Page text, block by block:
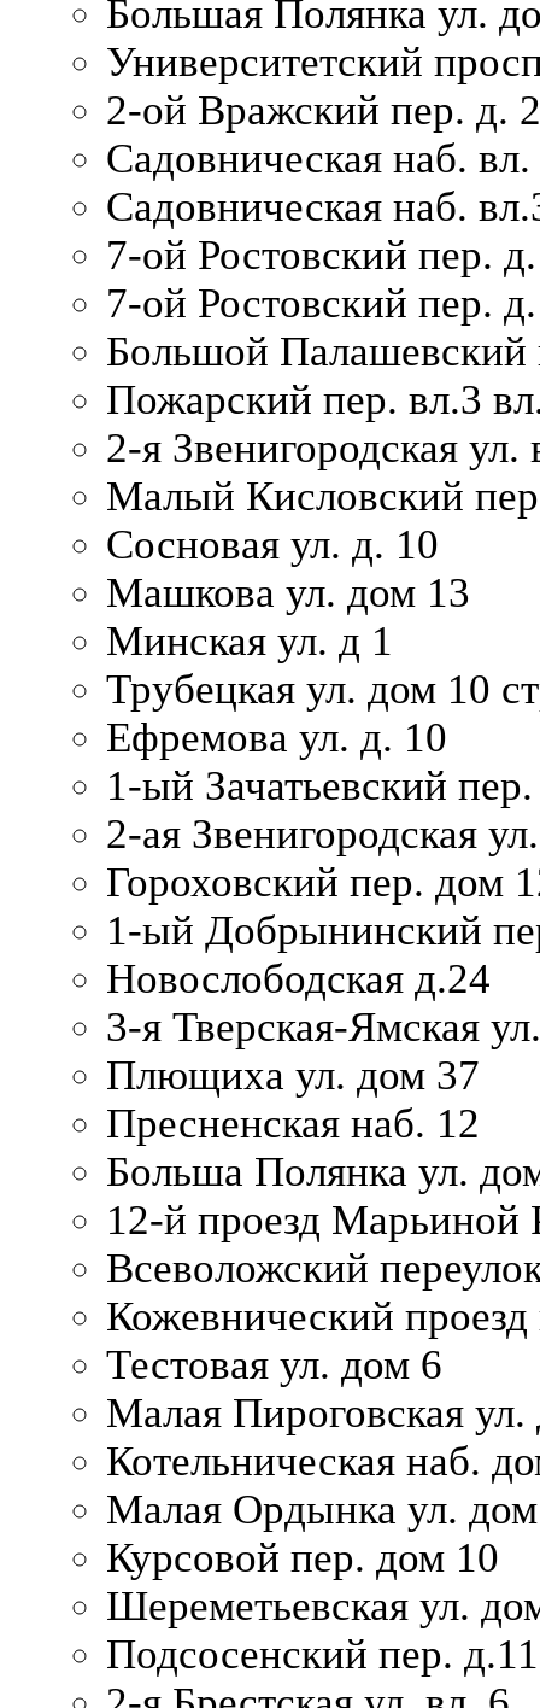
Большая Полянка ул.
Университетский
2-ой Вражский пер. д. 2
Садовническая наб.
Садовническая наб.
7-ой Ростовский пер.
7-ой Ростовский пер.
Большой Палашевский
Пожарский пер. вл.3
2-я Звенигородская ул.
Малый Кисловский
Сосновая ул. д. 10
Машкова ул. дом 13
Минская ул. д 1
Трубецкая ул. дом 10
Ефремова ул. д. 10
1-ый Зачатьевский
2-ая Звенигородская
Гороховский пер. дом
1-ый Добрынинский
Новослободская д.24
3-я Тверская-Ямская
Плющиха ул. дом 37
Пресненская наб. 12
Больша Полянка ул.
12-й проезд Марьиной
Всеволожский
Кожевнический проезд
Тестовая ул. дом 6
Малая Пироговская
Котельническая наб.
Малая Ордынка ул.
Курсовой пер. дом 10
Шереметьевская ул.
Подсосенский пер. д.11